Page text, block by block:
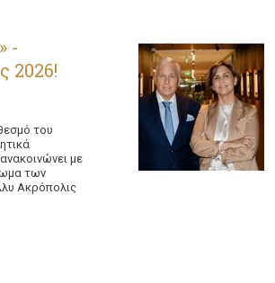
-
2026!
του
με
των
Ακρόπολις